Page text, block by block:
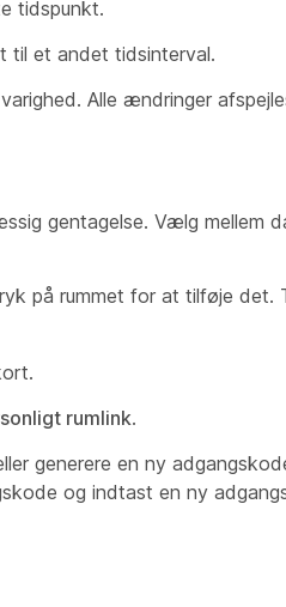
tidspunkt.
til et andet tidsinterval.
Alle ændringer
gentagelse. Vælg mellem
på rummet for at tilføje det.
rumlink.
generere en ny
og indtast en ny